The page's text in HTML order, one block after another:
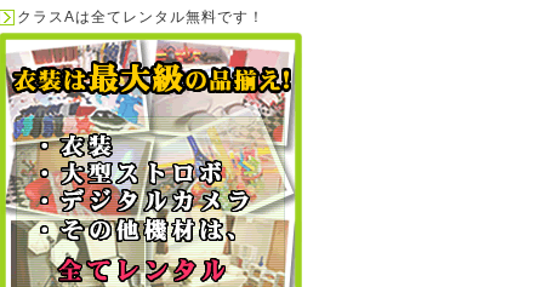
クラスAは全てレンタル無料です！